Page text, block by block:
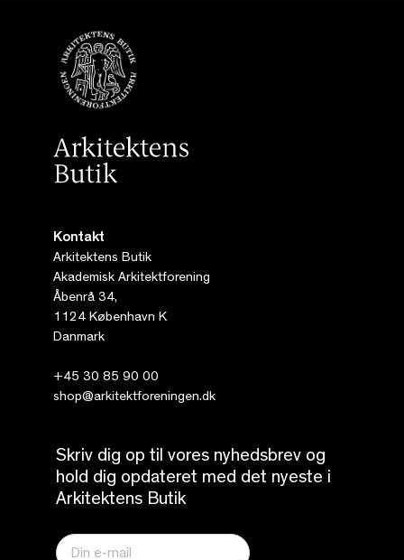
Kontakt
Arkitektens Butik
Akademisk Arkitektforening
Åbenrå 34,
1124 København K
Danmark
+45 30 85 90 00
shop@arkitektforeningen.dk
Skriv dig op til vores nyhedsbrev og
hold dig opdateret med det nyeste i
Arkitektens Butik